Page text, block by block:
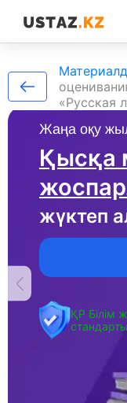
Жаңа оқу
Қысқа
жүктеп
ҚР Білім
«Русская